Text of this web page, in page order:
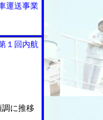
運送事業
１回内航
に推移